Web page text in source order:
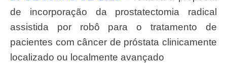
de incorporação da prostatectomia radical
assistida por robô para o tratamento de
pacientes com câncer de próstata clinicamente
localizado ou localmente avançado